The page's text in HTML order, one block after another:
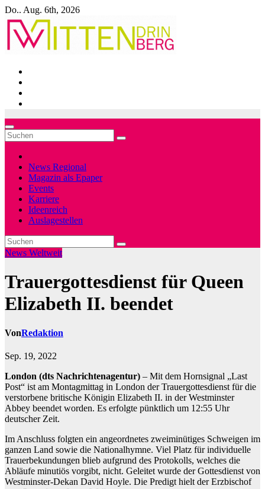
Zum
Inhalt
springen
Do.. Aug. 6th, 2026
News Regional
Magazin als Epaper
Events
Karriere
Ideenreich
Auslagestellen
News Weltweit
Trauergottesdienst für Queen
Elizabeth II. beendet
VonRedaktion
Sep. 19, 2022
London (dts Nachrichtenagentur) – Mit dem Hornsignal „Last
Post“ ist am Montagmittag in London der Trauergottesdienst für die
verstorbene britische Königin Elizabeth II. in der Westminster
Abbey beendet worden. Es erfolgte pünktlich um 12:55 Uhr
deutscher Zeit.
Im Anschluss folgten ein angeordnetes zweiminütiges Schweigen im
ganzen Land sowie die Nationalhymne. Viel Platz für individuelle
Trauerbekundungen blieb aufgrund des Protokolls, welches die
Abläufe minutiös vorgibt, nicht. Geleitet wurde der Gottesdienst von
Westminster-Dekan David Hoyle. Die Predigt hielt der Erzbischof